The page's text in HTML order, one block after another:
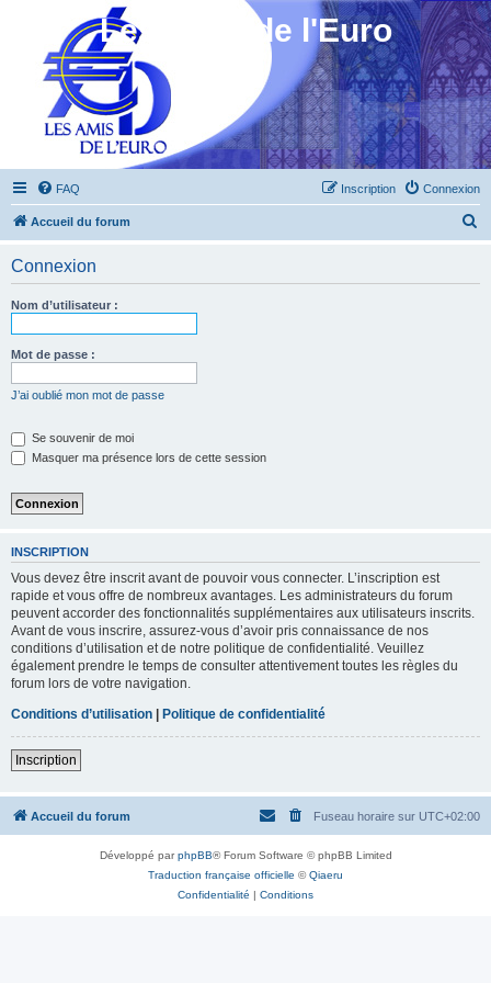
Les Amis de l'Euro
FAQ Connexion
Inscription
Accueil du forum
Connexion
Nom d’utilisateur :
Mot de passe :
J’ai oublié mon mot de passe
Se souvenir de moi
Masquer ma présence lors de cette session
INSCRIPTION
Vous devez être inscrit avant de pouvoir vous connecter. L’inscription est
rapide et vous offre de nombreux avantages. Les administrateurs du forum
peuvent accorder des fonctionnalités supplémentaires aux utilisateurs inscrits.
Avant de vous inscrire, assurez-vous d’avoir pris connaissance de nos
conditions d’utilisation et de notre politique de confidentialité. Veuillez
également prendre le temps de consulter attentivement toutes les règles du
forum lors de votre navigation.
Conditions d’utilisation | Politique de confidentialité
Inscription
Accueil du forum Fuseau horaire sur UTC+02:00
Développé parphpBB® Forum Software © phpBB Limited
Traduction française officielle ©Qiaeru
Confidentialité | Conditions